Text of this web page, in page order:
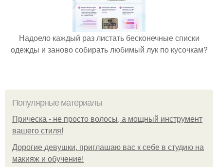
Надоело каждый раз листать бесконечные списки
одежды и заново собирать любимый лук по кусочкам?
Популярные материалы
Прическа - не просто волосы, а мощный инструмент
вашего стиля!
Дорогие девушки, приглашаю вас к себе в студию на
макияж и обучение!